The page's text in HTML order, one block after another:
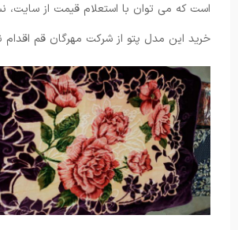
است که می توان با استعلام قیمت از
خرید این مدل پتو از شرکت مهرگان قم اقدام